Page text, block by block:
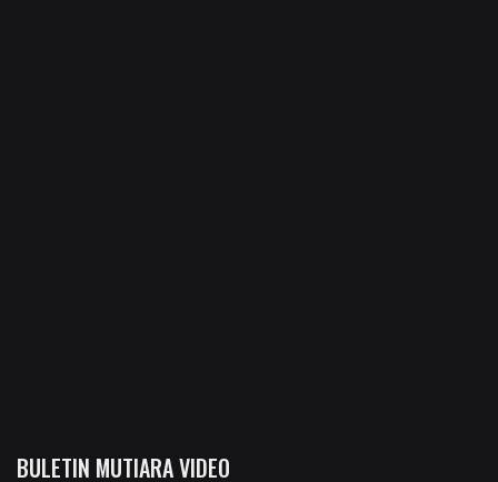
BULETIN MUTIARA VIDEO